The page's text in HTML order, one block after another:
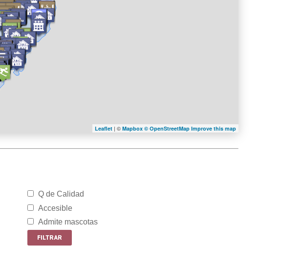
Leaflet | © Mapbox © OpenStreetMap Improve this map
Q de Calidad
Accesible
Admite mascotas